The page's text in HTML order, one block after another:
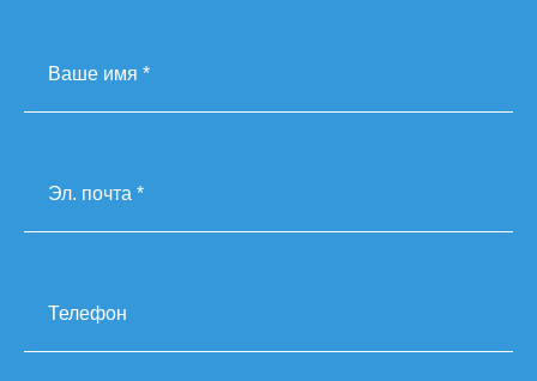
Ваше имя *
Эл. почта *
Телефон